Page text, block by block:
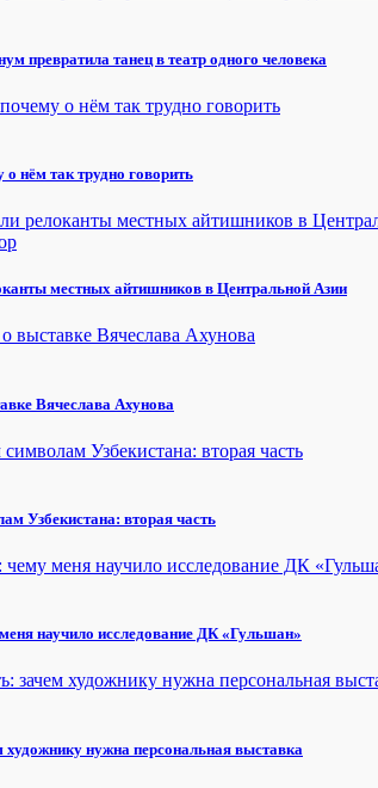
превратила танец в театр одного человека
нём так трудно говорить
местных айтишников в Центральной Азии
Вячеслава Ахунова
Узбекистана: вторая часть
научило исследование ДК «Гульшан»
художнику нужна персональная выставка